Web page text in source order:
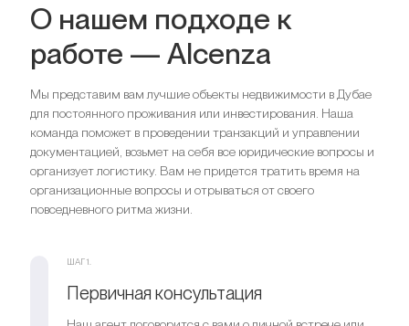
Ищете выгодный вариант для
инвестиций?
цене
Оставить заявку
Ванные комнаты
Ищете выгодный вариант для
инвестиций?
Мы поможем вам приобрести актив, который растёт в
цене
Оставить заявку
Спальни
Ищете выгодный вариант для
инвестиций?
Мы поможем вам приобрести актив, который растёт в
цене
Ванные комнаты
Ищете выгодный вариант для
Мы поможем вам приобрести актив, который растёт в
О нашем подходе к
работе — Alcenza
Мы представим вам лучшие объекты недвижимости в Дубае
для постоянного проживания или инвестирования. Наша
команда поможет в проведении транзакций и управлении
документацией, возьмет на себя все юридические вопросы и
организует логистику. Вам не придется тратить время на
организационные вопросы и отрываться от своего
повседневного ритма жизни.
ШАГ 1.
Первичная консультация